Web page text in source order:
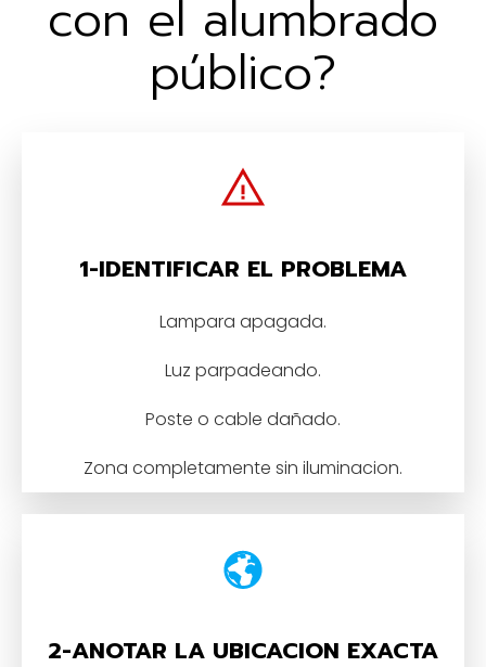
con el alumbrado
público?
1-IDENTIFICAR EL PROBLEMA
Lampara apagada.
Luz parpadeando.
Poste o cable dañado.
Zona completamente sin iluminacion.
2-ANOTAR LA UBICACION EXACTA